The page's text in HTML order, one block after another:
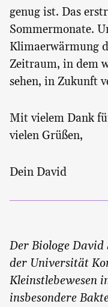
genug ist. Das
Sommermonate.
Klimaerwärmung
Zeitraum, in dem
sehen, in Zukunft
Mit vielem Dank
vielen Grüßen,
Dein David
Der Biologe David
der Universität
Kleinstlebewesen
insbesondere